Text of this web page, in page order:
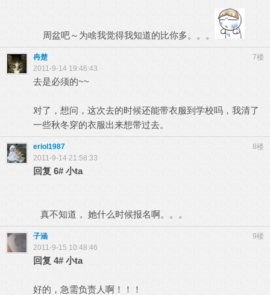
周盆吧～为啥我觉得我知道的比你多。。。
7楼
冉楚
2011-9-14 19:46:43
去是必须的~~
对了，想问，这次去的时候还能带衣服到学校吗，我清了
一些秋冬穿的衣服出来想带过去。
8楼
eriol1987
2011-9-14 21:58:33
回复 6# 小ta
真不知道， 她什么时候报名啊。。。
9楼
子涵
2011-9-15 10:48:46
回复 4# 小ta
好的，急需负责人啊！！！